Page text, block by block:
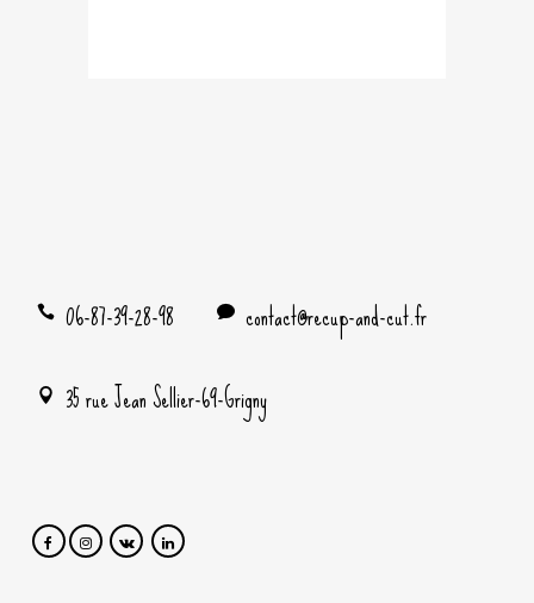
06-87-39-28-98
contact@recup-and-cut.fr
35 rue Jean Sellier-69-Grigny